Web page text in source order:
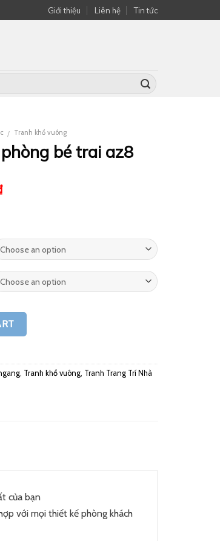
Giới thiệu Liên hệ Tin tức
/ Tranh khổ vuông
bé trai az8
, Tranh khổ vuông, Tranh Trang Trí Nhà
của bạn
với mọi thiết kế phòng khách